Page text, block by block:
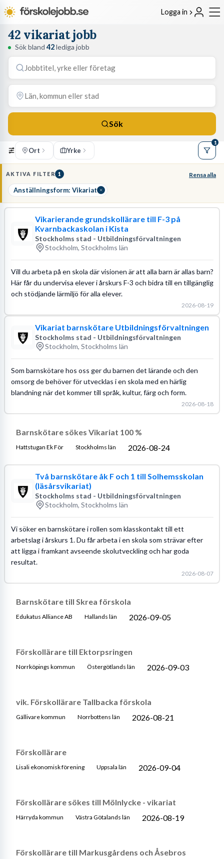
Logga in
42 vikariat jobb
Sök bland 42lediga jobb
Sök
Ort Yrke
1
AKTIVA FILTER 1 Rensa alla
Anställningsform: Vikariat
Vikarierande grundskollärare till F-3 på
Kvarnbackaskolan i Kista
Stockholms stad - Utbildningsförvaltningen
Stockholm, Stockholms län
Vill du arbeta på en skola där visionen är att alla barn är allas barn?
Här får du undervisa elever i årskurs F-3 och bidra till en tillgänglig
och stödjande lärmiljö för alla elever.
2026-08-19
Vikariat barnskötare Utbildningsförvaltningen
Stockholms stad - Utbildningsförvaltningen
Stockholm, Stockholms län
Som barnskötare hos oss ger du barnen det lärande och den
omsorg de behöver för utvecklas i en skola med en härlig
blandning när det kommer till språk, kultur, färg och form.
2026-08-18
Barnskötare sökes Vikariat 100 %
Hattstugan Ek För Stockholms län 2026-08-24
Två barnskötare åk F och 1 till Solhemsskolan
(läsårsvikariat)
Stockholms stad - Utbildningsförvaltningen
Stockholm, Stockholms län
Vi söker en barnskötare i rollen som klasskontakt till ett
arbetslag i årskurs 1. Du får arbeta i en skola som strävar efter
att ligga i framkant avseende skolutveckling och har goda
resultat.
2026-08-07
Barnskötare till Skrea förskola
Edukatus Alliance AB Hallands län 2026-09-05
Förskollärare till Ektorpsringen
Norrköpings kommun Östergötlands län 2026-09-03
vik. Förskollärare Tallbacka förskola
Gällivare kommun Norrbottens län 2026-08-21
Förskollärare
Lisali ekonomisk förening Uppsala län 2026-09-04
Förskollärare sökes till Mölnlycke - vikariat
Härryda kommun Västra Götalands län 2026-08-19
Förskollärare till Markusgårdens och Åsebros